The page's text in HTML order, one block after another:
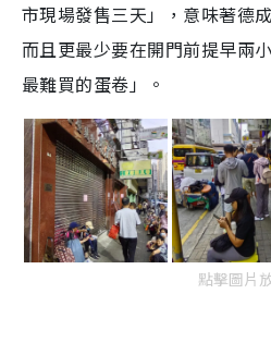
市現場發售三天」，意味著德
而且更最少要在開門前提早兩
最難買的蛋卷」。
點擊圖片